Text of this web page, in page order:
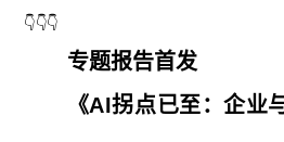
👇👇👇
专题报告首发
《AI拐点已至：企业